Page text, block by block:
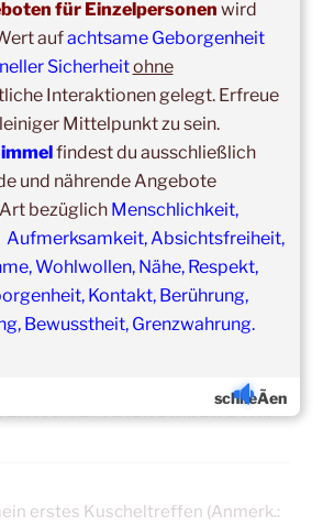
sind ohneEinschränkungen
möglich!
und weiter gilt:Fühlst du dich krank
dann verzichte bitte
Teilnahme.
ist nicht weit entfernt.
erstes Kuscheltreffen (Anmerk.:
schlieÃen
für Einzelpersonen wird
aufachtsame Geborgenheit
Sicherheitohne
Interaktionen gelegt. Erfreue
Mittelpunkt zu sein.
findest du ausschließlich
und nährende Angebote
bezüglich Menschlichkeit,
Absichtsfreiheit,
Wohlwollen, Nähe, Respekt,
Kontakt, Berührung,
Bewusstheit, Grenzwahrung.